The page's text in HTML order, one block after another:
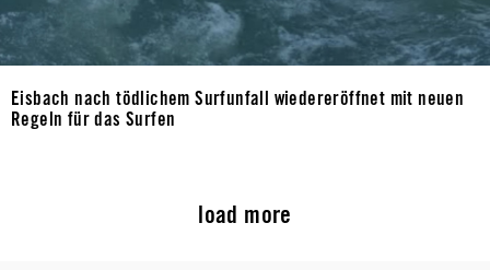
Eisbach nach tödlichem Surfunfall wiedereröffnet mit neuen
Regeln für das Surfen
load more